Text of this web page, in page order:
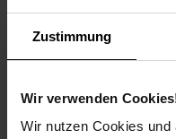
Zustimmung
Wir verwenden
Wir nutzen Cookies und
Produktbeschreibung
Unkrautvlies ist eine
eine chemische